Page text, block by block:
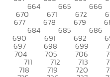
664 665 666
670 671 672
677 678 679
684 685 686
690 691 692
697 698 699
704 705 706
711 712 713
718 719 720